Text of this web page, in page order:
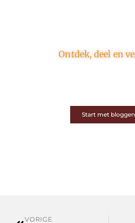
Ontdek, deel en
Start met bloggen
VORIGE